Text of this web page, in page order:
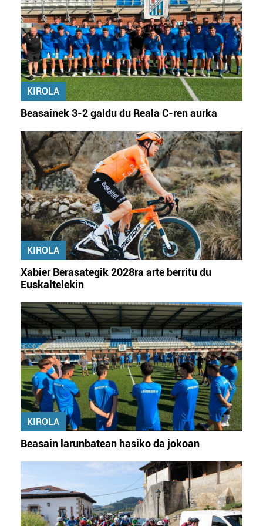
zerbitzuak hobetzeko asmoz, cookie teknologiaz
baliatzen gara. Ohar hau onartuz gero, teknologia hori
erabiltzeko baimen esplizitua ematen diguzu.Gehiago
irakurri
KIROLA
Beasainek 3-2 galdu du Reala C-ren aurka
KIROLA
Xabier Berasategik 2028ra arte berritu du
Euskaltelekin
KIROLA
Beasain larunbatean hasiko da jokoan